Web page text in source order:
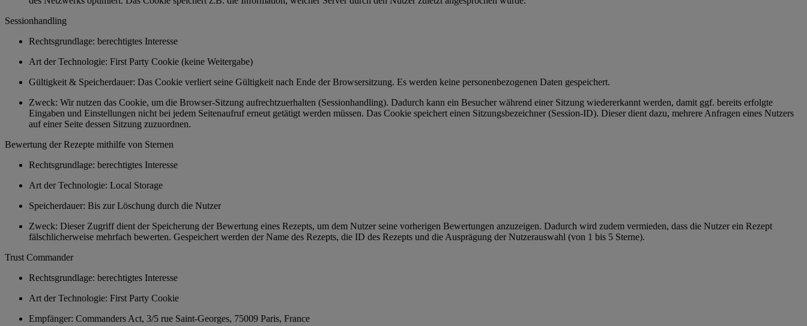
Sessionhandling
Rechtsgrundlage: berechtigtes Interesse
Art der Technologie: First Party Cookie (keine Weitergabe)
Gültigkeit & Speicherdauer: Das Cookie verliert seine Gültigkeit nach Ende der Browsersitzung. Es werden keine personenbezogenen Daten gespeichert.
Zweck: Wir nutzen das Cookie, um die Browser-Sitzung aufrechtzuerhalten (Sessionhandling). Dadurch kann ein Besucher während einer Sitzung wiedererkannt werden, damit ggf. bereits erfolgte
Eingaben und Einstellungen nicht bei jedem Seitenaufruf erneut getätigt werden müssen. Das Cookie speichert einen Sitzungsbezeichner (Session-ID). Dieser dient dazu, mehrere Anfragen eines Nutzers
auf einer Seite dessen Sitzung zuzuordnen.
Bewertung der Rezepte mithilfe von Sternen
Rechtsgrundlage: berechtigtes Interesse
Art der Technologie: Local Storage
Speicherdauer: Bis zur Löschung durch die Nutzer
Zweck: Dieser Zugriff dient der Speicherung der Bewertung eines Rezepts, um dem Nutzer seine vorherigen Bewertungen anzuzeigen. Dadurch wird zudem vermieden, dass die Nutzer ein Rezept
fälschlicherweise mehrfach bewerten. Gespeichert werden der Name des Rezepts, die ID des Rezepts und die Ausprägung der Nutzerauswahl (von 1 bis 5 Sterne).
Trust Commander
Rechtsgrundlage: berechtigtes Interesse
Art der Technologie: First Party Cookie
Empfänger: Commanders Act, 3/5 rue Saint-Georges, 75009 Paris, France